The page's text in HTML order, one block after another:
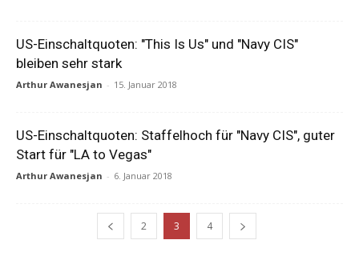
US-Einschaltquoten: "This Is Us" und "Navy CIS"
bleiben sehr stark
Arthur Awanesjan - 15. Januar 2018
US-Einschaltquoten: Staffelhoch für "Navy CIS", guter
Start für "LA to Vegas"
Arthur Awanesjan - 6. Januar 2018
2 3 4